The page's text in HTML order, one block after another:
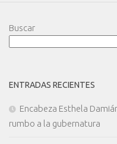
Buscar
ENTRADAS RECIENTES
Encabeza Esthela
rumbo a la gubernatura